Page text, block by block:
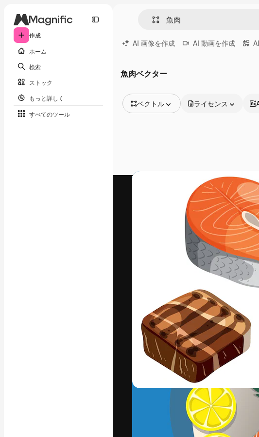
作成
ホーム
検索
ストック
もっと詳しく
すべてのツール
AI 画像を作成 AI 動画を作成
魚肉ベクター
ベクトル
動画
モーショングラフィックス
ライセンス
最高のクリエイティブ制作を
ットフォーム。クリエイタ
店、スタジオを含む100万人
います。
Copyright © 2010-2026Freepik